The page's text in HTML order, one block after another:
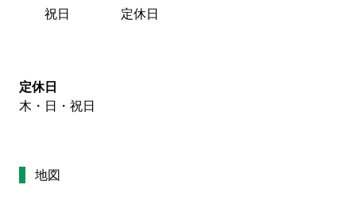
祝日 定休日
定休日
木・日・祝日
地図